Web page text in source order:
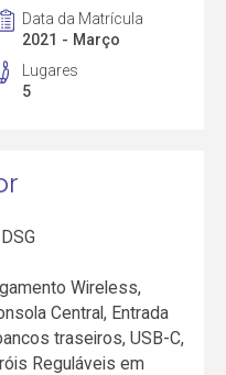
Data da Matrícula
2021 - Março
Lugares
5
Wireless,
Central, Entrada
traseiros, USB-C,
Reguláveis em